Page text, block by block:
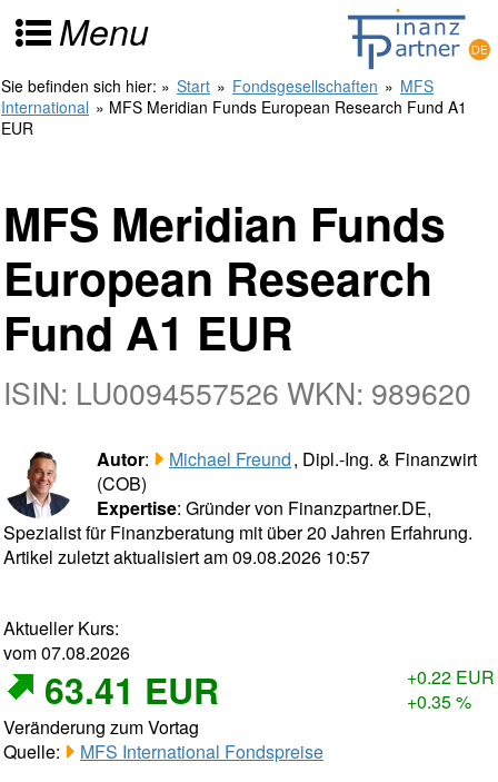
Menu
Sie befinden sich hier: » Start » Fondsgesellschaften » MFS
International » MFS Meridian Funds European Research Fund A1
EUR
MFS Meridian Funds
European Research
Fund A1 EUR
ISIN: LU0094557526 WKN: 989620
Autor: Michael Freund, Dipl.-Ing. & Finanzwirt
(COB)
Expertise: Gründer von Finanzpartner.DE,
Spezialist für Finanzberatung mit über 20 Jahren Erfahrung.
Artikel zuletzt aktualisiert am 09.08.2026 10:57
Aktueller Kurs:
vom 07.08.2026
63.41 EUR
+0.22 EUR
+0.35 %
Veränderung zum Vortag
Quelle:
MFS International Fondspreise